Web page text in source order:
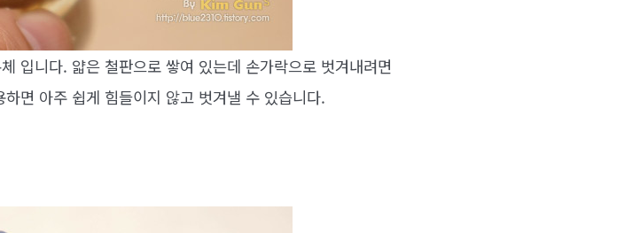
입니다. 얇은 철판으로 쌓여 있는데 손가락으로 벗겨내려면
면 아주 쉽게 힘들이지 않고 벗겨낼 수 있습니다.